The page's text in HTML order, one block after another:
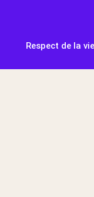
Respect de la